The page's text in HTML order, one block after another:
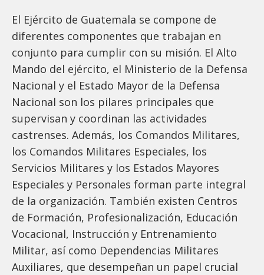
El Ejército de Guatemala se compone de
diferentes componentes que trabajan en
conjunto para cumplir con su misión. El Alto
Mando del ejército, el Ministerio de la Defensa
Nacional y el Estado Mayor de la Defensa
Nacional son los pilares principales que
supervisan y coordinan las actividades
castrenses. Además, los Comandos Militares,
los Comandos Militares Especiales, los
Servicios Militares y los Estados Mayores
Especiales y Personales forman parte integral
de la organización. También existen Centros
de Formación, Profesionalización, Educación
Vocacional, Instrucción y Entrenamiento
Militar, así como Dependencias Militares
Auxiliares, que desempeñan un papel crucial